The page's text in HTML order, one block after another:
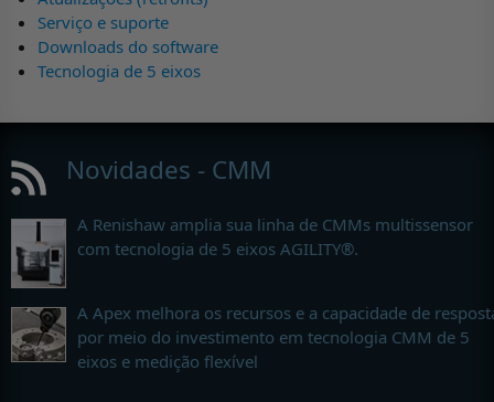
Serviço e suporte
Downloads do software
Tecnologia de 5 eixos
Novidades - CMM
A Renishaw amplia sua linha de CMMs multissensor
com tecnologia de 5 eixos AGILITY®.
A Apex melhora os recursos e a capacidade de
por meio do investimento em tecnologia CMM de 5
eixos e medição flexível